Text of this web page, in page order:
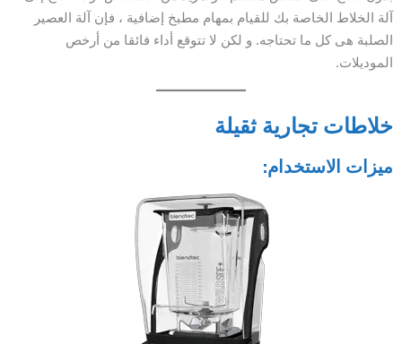
آلة الخلاط الخاصة بك للقيام بمهام مطبخ إضافية ، فإن آلة العصير
الصلبة هى كل ما تحتاجه. و لكن لا تتوقع أداء فائقا من أرخص
الموديلات.
خلاطات تجارية ثقيلة
ميزات الاستخدام: